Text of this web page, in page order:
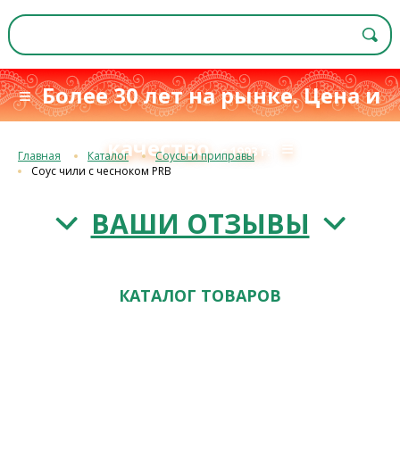
≡ Более 30 лет на рынке. Цена и
качествос 1993 г. ≡
Главная Каталог
Соусы и приправы
Соус чили с чесноком PRB
ВАШИ ОТЗЫВЫ
КАТАЛОГ ТОВАРОВ